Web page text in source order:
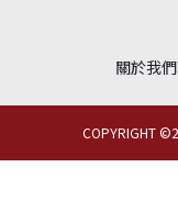
關於我們
COPYRIGHT ©